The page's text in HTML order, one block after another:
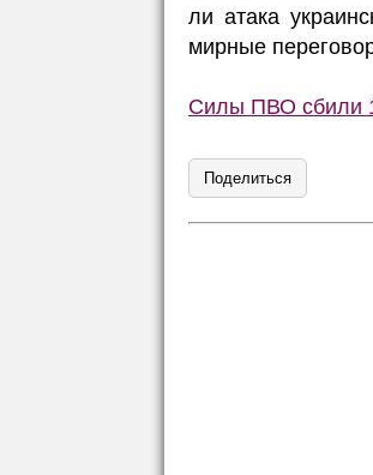
ли атака
мирные
Силы ПВО сбили
Поделиться